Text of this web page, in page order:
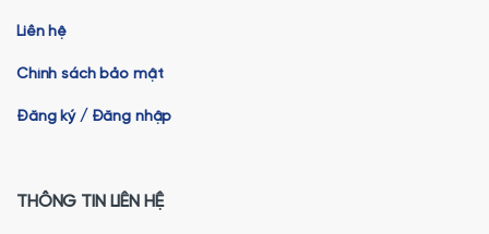
Liên hệ
Chính sách bảo mật
Đăng ký / Đăng nhập
THÔNG TIN LIÊN HỆ